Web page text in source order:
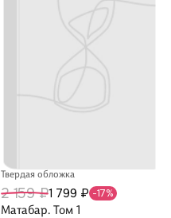
Твердая обложка
2 159 ₽1 799 ₽ -17%
Матабар. Том 1